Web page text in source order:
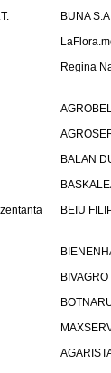
BUNA
Regina
BALAN
BEIU